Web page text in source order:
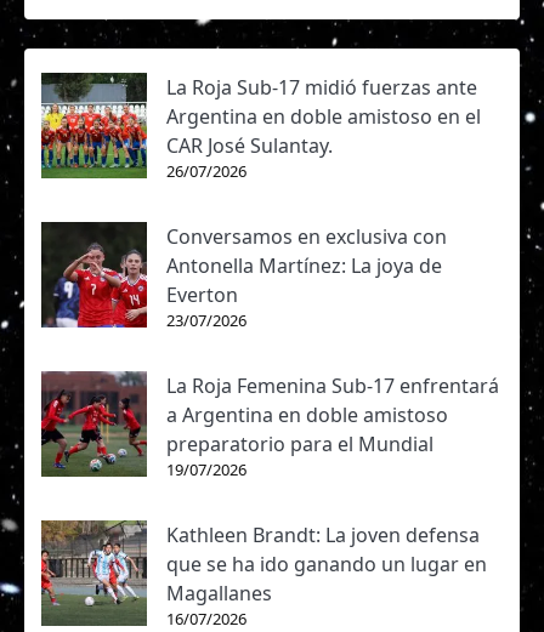
La Roja Sub-17 midió fuerzas ante
Argentina en doble amistoso en el
CAR José Sulantay.
26/07/2026
Conversamos en exclusiva con
Antonella Martínez: La joya de
Everton
23/07/2026
La Roja Femenina Sub-17 enfrentará
a Argentina en doble amistoso
preparatorio para el Mundial
19/07/2026
Kathleen Brandt: La joven defensa
que se ha ido ganando un lugar en
Magallanes
16/07/2026